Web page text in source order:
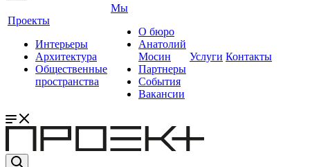
Проекты
Интерьеры
Архитектура
Общественные
пространства
Мы
О бюро
Анатолий
Мосин
Партнеры
События
Вакансии
Услуги Контакты